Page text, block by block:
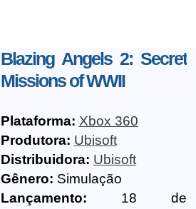
Blazing Angels 2: Secret
Missions of WWII
Plataforma: Xbox 360
Produtora: Ubisoft
Distribuidora: Ubisoft
Gênero: Simulação
Lançamento: 18 de